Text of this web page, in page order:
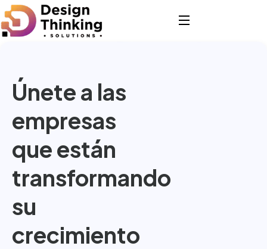
Únete a las
empresas
que están
transformando
su
crecimiento